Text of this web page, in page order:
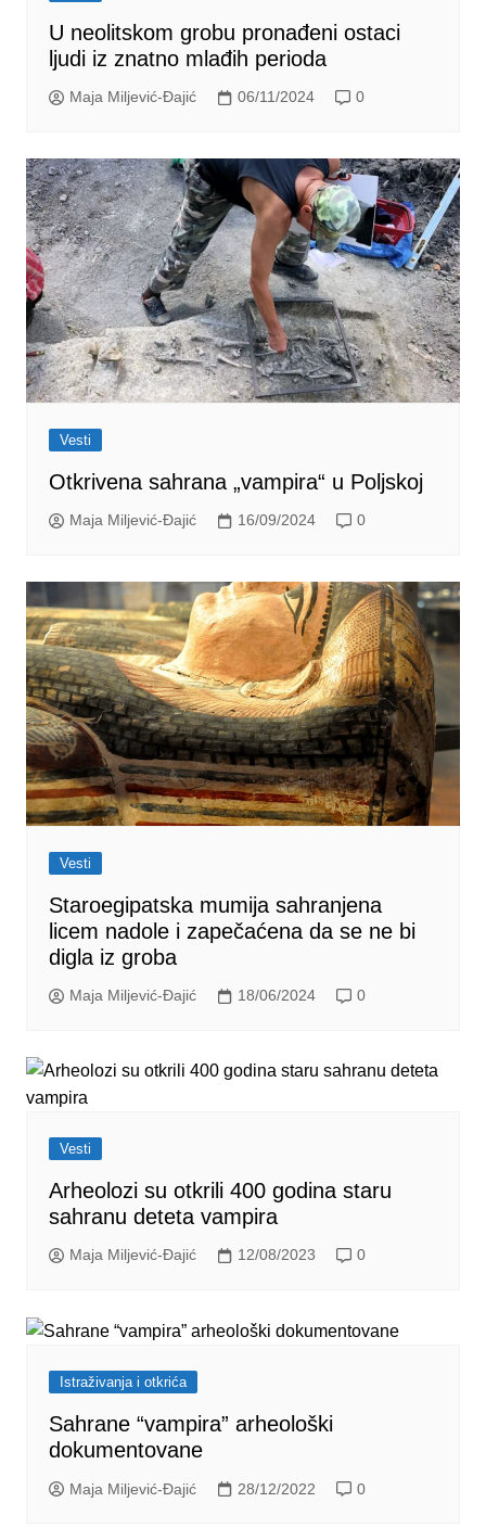
U neolitskom grobu pronađeni ostaci
ljudi iz znatno mlađih perioda
Maja Miljević-Đajić 06/11/2024 0
Vesti
Otkrivena sahrana „vampira“ u Poljskoj
Maja Miljević-Đajić 16/09/2024 0
Vesti
Staroegipatska mumija sahranjena
licem nadole i zapečaćena da se ne bi
digla iz groba
Maja Miljević-Đajić 18/06/2024 0
Vesti
Arheolozi su otkrili 400 godina staru
sahranu deteta vampira
Maja Miljević-Đajić 12/08/2023 0
Istraživanja i otkrića
Sahrane “vampira” arheološki
dokumentovane
Maja Miljević-Đajić 28/12/2022 0